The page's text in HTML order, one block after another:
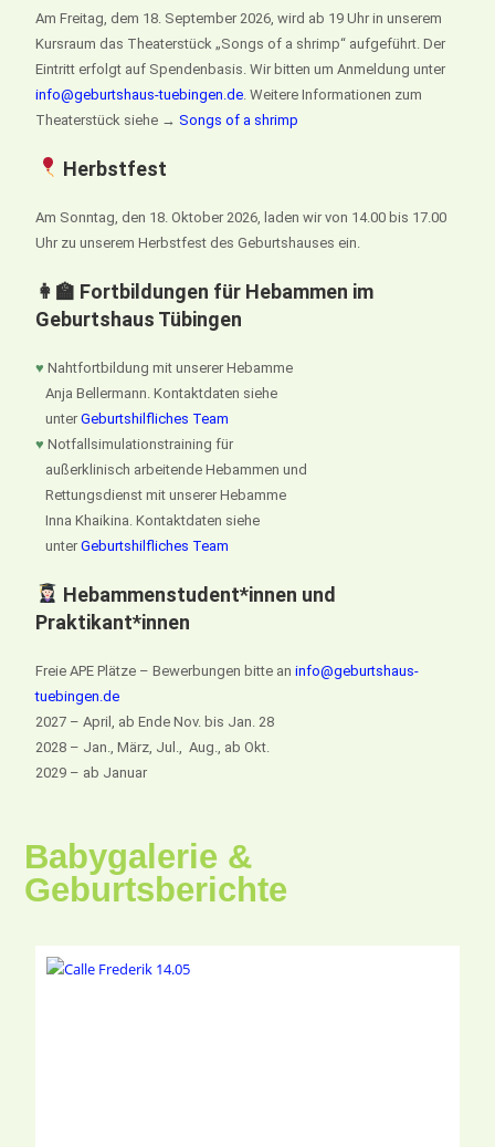
Am Freitag, dem 18. September 2026, wird ab 19 Uhr in unserem
Kursraum das Theaterstück „Songs of a shrimp“ aufgeführt. Der
Eintritt erfolgt auf Spendenbasis. Wir bitten um Anmeldung unter
info@geburtshaus-tuebingen.de . Weitere Informationen zum
Theaterstück siehe →Songs of a shrimp
Herbstfest
Am Sonntag, den 18. Oktober 2026, laden wir von 14.00 bis 17.00
Uhr zu unserem Herbstfest des Geburtshauses ein.
👩‍🏫 Fortbildungen für Hebammen im
Geburtshaus Tübingen
♥ Nahtfortbildung mit unserer Hebamme
Anja Bellermann. Kontaktdaten siehe
unterGeburtshilfliches Team
♥ Notfallsimulationstraining für
außerklinisch arbeitende Hebammen und
Rettungsdienst mit unserer Hebamme
Inna Khaikina. Kontaktdaten siehe
unterGeburtshilfliches Team
Hebammenstudent*innen und
Praktikant*innen
Freie APE Plätze – Bewerbungen bitte aninfo@geburtshaus-
tuebingen.de
2027 – April, ab Ende Nov. bis Jan. 28
2028 – Jan., März, Jul., Aug., ab Okt.
2029 – ab Januar
Babygalerie &
Geburtsberichte